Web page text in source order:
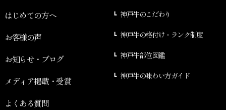
はじめての方へ
お客様の声
お知らせ・ブログ
メディア掲載・受賞
よくある質問
神戸牛のこだわり
神戸牛の格付け・ランク制度
神戸牛部位図鑑
神戸牛の味わい方ガイド